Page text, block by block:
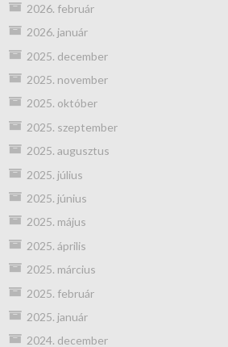
2026. február
2026. január
2025. december
2025. november
2025. október
2025. szeptember
2025. augusztus
2025. július
2025. június
2025. május
2025. április
2025. március
2025. február
2025. január
2024. december